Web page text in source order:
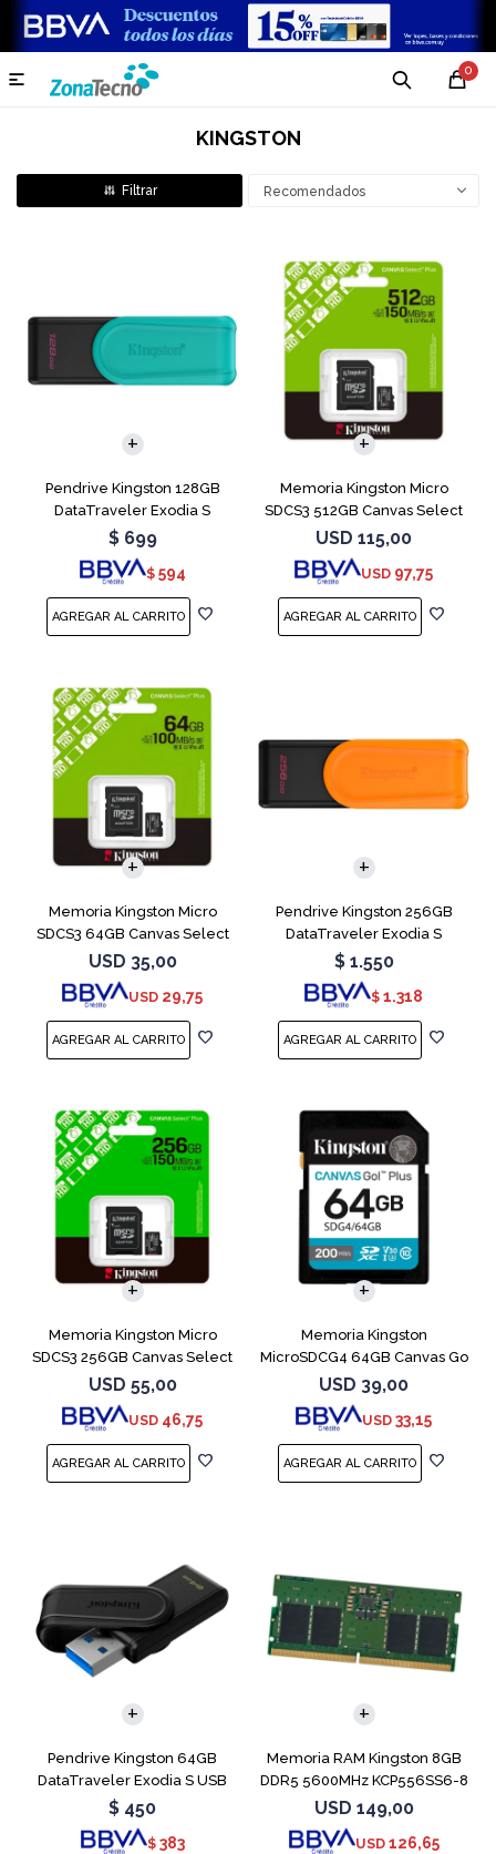
0

KINGSTON
Recomendados
Pendrive Kingston 128GB
DataTraveler Exodia S
Turquesa
$ 699
$ 594
Memoria Kingston Micro
SDCS3 512GB Canvas Select
Plus
USD 115,00
USD 97,75
Memoria Kingston Micro
SDCS3 64GB Canvas Select
Plus
USD 35,00
USD 29,75
Pendrive Kingston 256GB
DataTraveler Exodia S
Naranja
$ 1.550
$ 1.318
Memoria Kingston Micro
SDCS3 256GB Canvas Select
Plus
USD 55,00
USD 46,75
Memoria Kingston
MicroSDCG4 64GB Canvas Go
Plus V30
USD 39,00
USD 33,15
Pendrive Kingston 64GB
DataTraveler Exodia S USB
3.2
$ 450
$ 383
Memoria RAM Kingston 8GB
DDR5 5600MHz KCP556SS6-8
SODIMM
USD 149,00
USD 126,65